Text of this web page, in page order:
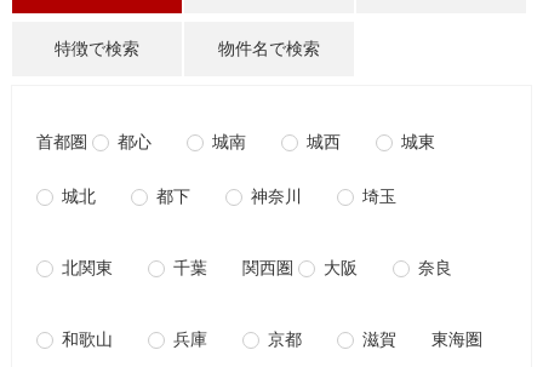
特徴で検索 物件名で検索
首都圏 都心 城南 城西 城東
城北 都下 神奈川 埼玉
北関東 千葉 関西圏 大阪 奈良
和歌山 兵庫 京都 滋賀 東海圏